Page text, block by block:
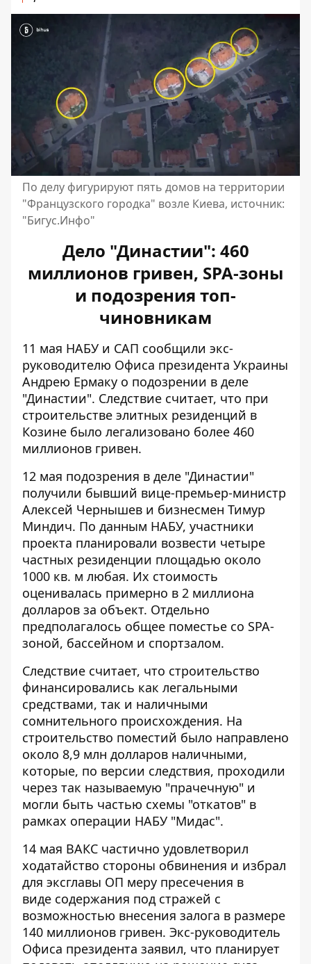
По делу фигурируют пять домов на территории
"Французского городка" возле Киева, источник:
"Бигус.Инфо"
Дело "Династии": 460
миллионов гривен, SPA-зоны
и подозрения топ-
чиновникам
11 мая НАБУ и САП сообщили экс-
руководителю Офиса президента Украины
Андрею Ермаку о подозрении в деле
"Династии". Следствие считает, что при
строительстве элитных резиденций в
Козине было легализовано более 460
миллионов гривен.
12 мая подозрения в деле "Династии"
получили бывший вице-премьер-министр
Алексей Чернышев и бизнесмен Тимур
Миндич. По данным НАБУ, участники
проекта планировали возвести четыре
частных резиденции площадью около
1000 кв. м любая. Их стоимость
оценивалась примерно в 2 миллиона
долларов за объект. Отдельно
предполагалось общее поместье со SPA-
зоной, бассейном и спортзалом.
Следствие считает, что строительство
финансировались как легальными
средствами, так и наличными
сомнительного происхождения. На
строительство поместий было направлено
около 8,9 млн долларов наличными,
которые, по версии следствия, проходили
через так называемую "прачечную" и
могли быть частью схемы "откатов" в
рамках операции НАБУ "Мидас".
14 мая ВАКС частично удовлетворил
ходатайство стороны обвинения и избрал
для эксглавы ОП меру пресечения в
виде содержания под стражей с
возможностью внесения залога в размере
140 миллионов гривен. Экс-руководитель
Офиса президента заявил, что планирует